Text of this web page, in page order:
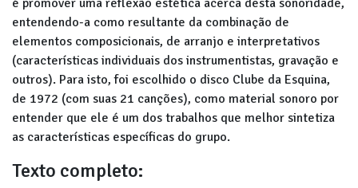
é promover uma reflexão estética acerca desta sonoridade,
entendendo-a como resultante da combinação de
elementos composicionais, de arranjo e interpretativos
(características individuais dos instrumentistas, gravação e
outros). Para isto, foi escolhido o disco Clube da Esquina,
de 1972 (com suas 21 canções), como material sonoro por
entender que ele é um dos trabalhos que melhor sintetiza
as características específicas do grupo.
Texto completo: